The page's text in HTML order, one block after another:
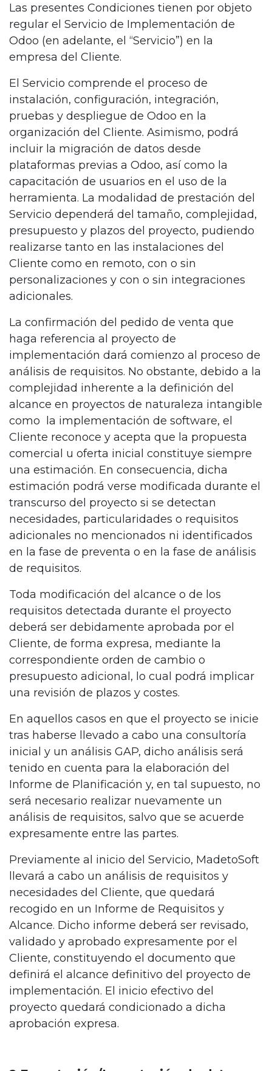
Las presentes Condiciones tienen por objeto
regular el Servicio de Implementación de
Odoo (en adelante, el “Servicio”) en la
empresa del Cliente.
El Servicio comprende el proceso de
instalación, configuración, integración,
pruebas y despliegue de Odoo en la
organización del Cliente. Asimismo, podrá
incluir la migración de datos desde
plataformas previas a Odoo, así como la
capacitación de usuarios en el uso de la
herramienta. La modalidad de prestación del
Servicio dependerá del tamaño, complejidad,
presupuesto y plazos del proyecto, pudiendo
realizarse tanto en las instalaciones del
Cliente como en remoto, con o sin
personalizaciones y con o sin integraciones
adicionales.
La confirmación del pedido de venta que
haga referencia al proyecto de
implementación dará comienzo al proceso de
análisis de requisitos. No obstante, debido a la
complejidad inherente a la definición del
alcance en proyectos de naturaleza intangible
como la implementación de software, el
Cliente reconoce y acepta que la propuesta
comercial u oferta inicial constituye siempre
una estimación. En consecuencia, dicha
estimación podrá verse modificada durante el
transcurso del proyecto si se detectan
necesidades, particularidades o requisitos
adicionales no mencionados ni identificados
en la fase de preventa o en la fase de análisis
de requisitos.
Toda modificación del alcance o de los
requisitos detectada durante el proyecto
deberá ser debidamente aprobada por el
Cliente, de forma expresa, mediante la
correspondiente orden de cambio o
presupuesto adicional, lo cual podrá implicar
una revisión de plazos y costes.
En aquellos casos en que el proyecto se inicie
tras haberse llevado a cabo una consultoría
inicial y un análisis GAP, dicho análisis será
tenido en cuenta para la elaboración del
Informe de Planificación y, en tal supuesto, no
será necesario realizar nuevamente un
análisis de requisitos, salvo que se acuerde
expresamente entre las partes.
Previamente al inicio del Servicio, MadetoSoft
llevará a cabo un análisis de requisitos y
necesidades del Cliente, que quedará
recogido en un Informe de Requisitos y
Alcance. Dicho informe deberá ser revisado,
validado y aprobado expresamente por el
Cliente, constituyendo el documento que
definirá el alcance definitivo del proyecto de
implementación. El inicio efectivo del
proyecto quedará condicionado a dicha
aprobación expresa.